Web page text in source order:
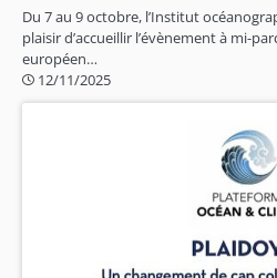
Du 7 au 9 octobre, l’Institut
plaisir d’accueillir l’évènement à mi-
européen…
12/11/2025